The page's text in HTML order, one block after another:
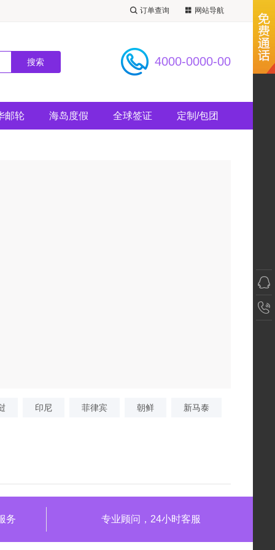
订单查询 网站导航
4000-0000-00
邮轮 海岛度假 全球签证 定制/包团
印尼 菲律宾 朝鲜 新马泰
务 专业顾问，24小时客服